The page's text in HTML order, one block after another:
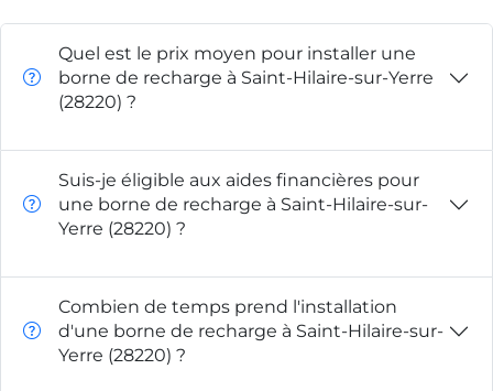
Quel est le prix moyen pour installer une
borne de recharge à Saint-Hilaire-sur-Yerre
(28220) ?
Suis-je éligible aux aides financières pour
une borne de recharge à Saint-Hilaire-sur-
Yerre (28220) ?
Combien de temps prend l'installation
d'une borne de recharge à Saint-Hilaire-sur-
Yerre (28220) ?